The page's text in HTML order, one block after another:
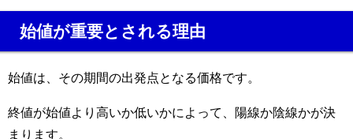
始値が重要とされる理由
始値は、その期間の出発点となる価格です。
終値が始値より高いか低いかによって、陽線か陰線かが決
まります。